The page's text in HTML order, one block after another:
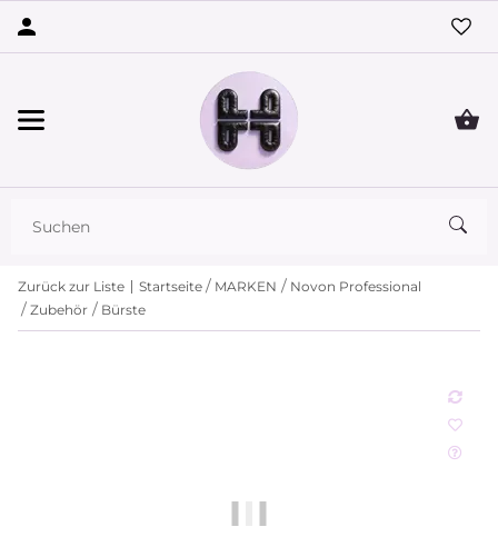
Zurück zur Liste Startseite MARKEN
Novon Professional
Zubehör
Bürste